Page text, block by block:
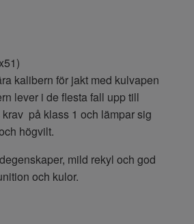
kalibern för jakt med kulvapen
lever i de flesta fall upp till
på klass 1 och lämpar sig
högvilt.
mild rekyl och god
och kulor.